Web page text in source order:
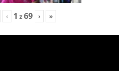
‹ 1 z69 › »